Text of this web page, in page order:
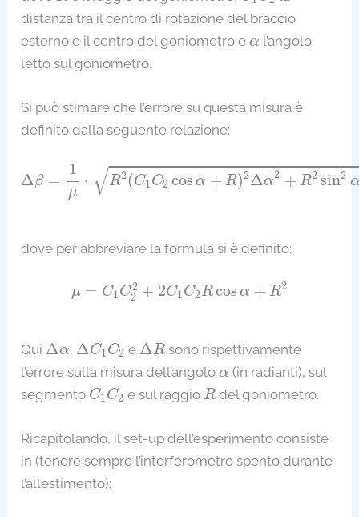
distanza tra il centro di rotazione del braccio
esterno e il centro del goniometro eα
α l’angolo
letto sul goniometro.
Si può stimare che l’errore su questa misura è
definito dalla seguente relazione:
Δβ =
1
μ
⋅ √R2(C1C2 cos α + R)2Δα2 + R2 sin2
Δ μ⋅R2(C1C2cosα+R)2Δα2+R2sin2αΔC1
dove per abbreviare la formula si è definito:
μ = C1C2
2 + 2C1C2Rcos α + R2
C C2 2 2C1 C2 Rcos R
Qui Δα
Δ α , ΔC1C2
Δ C1 C2 e ΔR
Δ R sono rispettivamente
l’errore sulla misura dell’angoloα
α (in radianti), sul
segmento C1C2
C1 C e sul raggioR
R del goniometro.
Ricapitolando, il set-up dell’esperimento consiste
in (tenere sempre l’interferometro spento durante
l’allestimento):